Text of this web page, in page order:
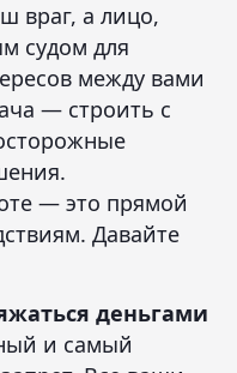
враг, а лицо,
судом для
между вами
— строить с
— это прямой
Давайте
деньгами
и самый